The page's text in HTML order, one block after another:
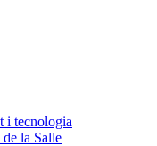
i tecnologia
la Salle